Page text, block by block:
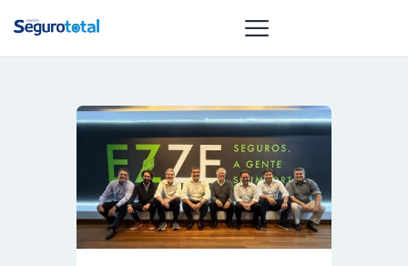
NOTÍCIAS
REVISTA
ESPECIAIS
GAIVOTA DE
OURO